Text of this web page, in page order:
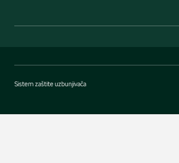
Sistem zaštite uzbunjivača